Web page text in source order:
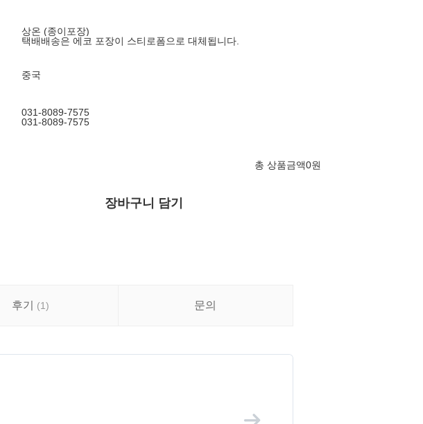
상온 (종이포장)
택배배송은 에코 포장이 스티로폼으로 대체됩니다.
중국
031-8089-7575
031-8089-7575
총 상품금액0원
장바구니 담기
후기 (1) 문의